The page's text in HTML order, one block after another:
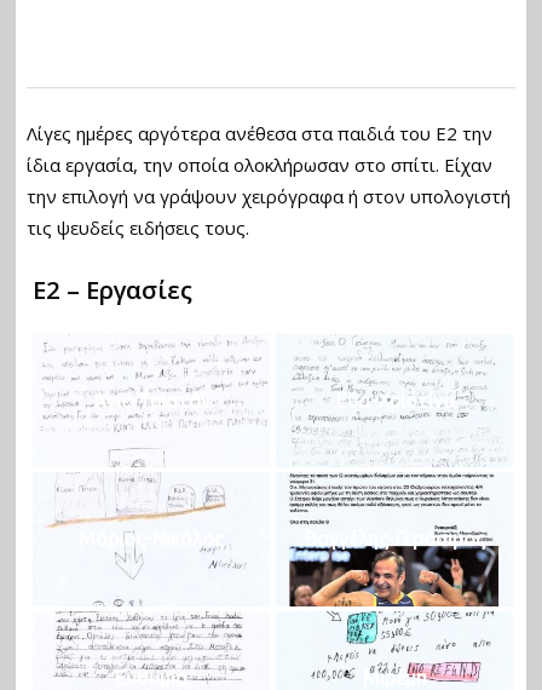
Λίγες ημέρες αργότερα ανέθεσα στα παιδιά του Ε2 την
ίδια εργασία, την οποία ολοκλήρωσαν στο σπίτι. Είχαν
την επιλογή να γράψουν χειρόγραφα ή στον υπολογιστή
τις ψευδείς ειδήσεις τους.
Ε2 – Εργασίες
Άγις-Τριστάν Εύα-Χριστίνα
Μάριος-Νικόλας Βαγγέλης-Γεράσιμος
Ευθυμία Μιρέμπ